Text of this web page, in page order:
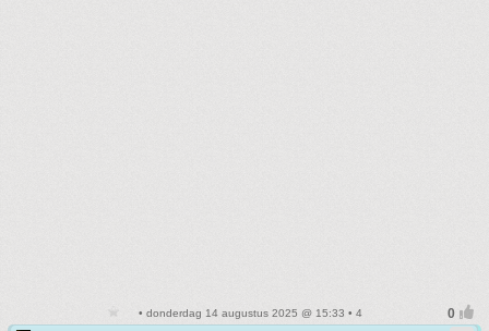
• donderdag 14 augustus 2025 @ 15:33 • 4